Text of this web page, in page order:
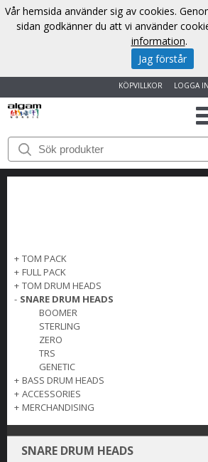
LOGGA IN
KÖPVILLKOR
START
VARUMÄRKEN
OM
OSS
KONTAKT
+ TOM PACK
+ FULL PACK
+ TOM DRUM HEADS
- SNARE DRUM HEADS
BOOMER
STERLING
ZERO
TRS
GENETIC
+ BASS DRUM HEADS
+ ACCESSORIES
+ MERCHANDISING
SNARE DRUM HEADS
Vår hemsida använder sig av cookies.
sidan godkänner du att vi använder
information.
Jag förstår